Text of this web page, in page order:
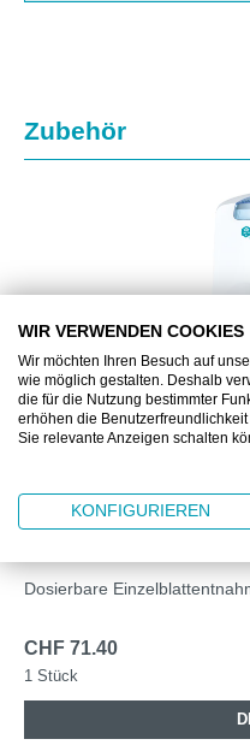
Produktgalerie
Zubehör
DELTACLEAN®
Dosierbare
CHF 71.40
1 Stück
WIR VERWENDEN COOKIES
Wir möchten Ihren Besuch auf
wie möglich gestalten. Deshalb
die für die Nutzung bestimmter
erhöhen die
Sie relevante Anzeigen schalten
KONFIGURIEREN